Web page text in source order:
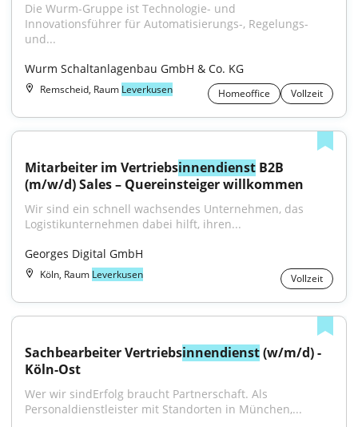
Die Wurm-Gruppe ist Technologie- und
Innovationsführer für Automatisierungs-, Regelungs-
und...
Wurm Schaltanlagenbau GmbH & Co. KG
Remscheid, Raum Leverkusen Homeoffice Vollzeit
Mitarbeiter im Vertriebsinnendienst B2B
(m/w/d) Sales – Quereinsteiger willkommen
Wir sind ein schnell wachsendes Unternehmen, das
Logistikunternehmen dabei hilft, ihren...
Georges Digital GmbH
Köln, Raum Leverkusen Vollzeit
Sachbearbeiter Vertriebsinnendienst (w/m/d) -
Köln-Ost
Wer wir sindErfolg braucht Partnerschaft. Als
Personaldienstleister mit Standorten in München,...